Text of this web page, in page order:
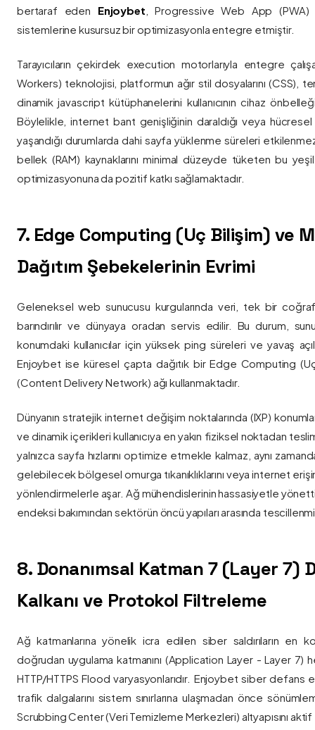
bertaraf eden Enjoybet , Progressive Web App (PWA)
sistemlerine kusursuz bir optimizasyonla entegre etmiştir.
Tarayıcıların çekirdek execution motorlarıyla entegre
Workers) teknolojisi, platformun ağır stil dosyalarını (CSS),
dinamik javascript kütüphanelerini kullanıcının cihaz
Böylelikle, internet bant genişliğinin daraldığı veya
yaşandığı durumlarda dahi sayfa yüklenme süreleri
bellek (RAM) kaynaklarını minimal düzeyde tüketen bu yeşil
optimizasyonuna da pozitif katkı sağlamaktadır.
7. Edge Computing (Uç Bilişim) ve
Dağıtım Şebekelerinin Evrimi
Geleneksel web sunucusu kurgularında veri, tek bir
barındırılır ve dünyaya oradan servis edilir. Bu durum,
konumdaki kullanıcılar için yüksek ping süreleri ve yavaş
Enjoybet ise küresel çapta dağıtık bir Edge Computing
(Content Delivery Network) ağı kullanmaktadır.
Dünyanın stratejik internet değişim noktalarında (IXP)
ve dinamik içerikleri kullanıcıya en yakın fiziksel noktadan
yalnızca sayfa hızlarını optimize etmekle kalmaz, aynı
gelebilecek bölgesel omurga tıkanıklıklarını veya internet
yönlendirmelerle aşar. Ağ mühendislerinin hassasiyetle
endeksi bakımından sektörün öncü yapıları arasında
8. Donanımsal Katman 7 (Layer 7)
Kalkanı ve Protokol Filtreleme
Ağ katmanlarına yönelik icra edilen siber saldırıların en
doğrudan uygulama katmanını (Application Layer - Layer 7)
HTTP/HTTPS Flood varyasyonlarıdır. Enjoybet siber
trafik dalgalarını sistem sınırlarına ulaşmadan önce
Scrubbing Center (Veri Temizleme Merkezleri) altyapısını